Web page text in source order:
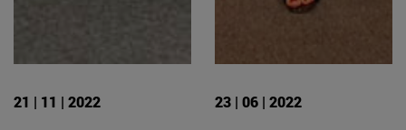
21 | 11 | 2022 23 | 06 | 2022